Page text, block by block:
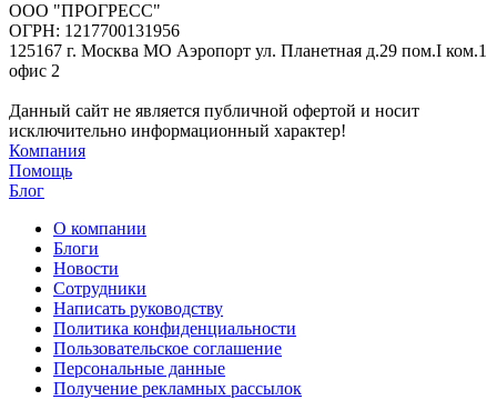
ООО "ПРОГРЕСС"
ОГРН: 1217700131956
125167 г. Москва МО Аэропорт ул. Планетная д.29 пом.I ком.1
офис 2
Данный сайт не является публичной офертой и носит
исключительно информационный характер!
Компания
Помощь
Блог
О компании
Блоги
Новости
Сотрудники
Написать руководству
Политика конфиденциальности
Пользовательское соглашение
Персональные данные
Получение рекламных рассылок